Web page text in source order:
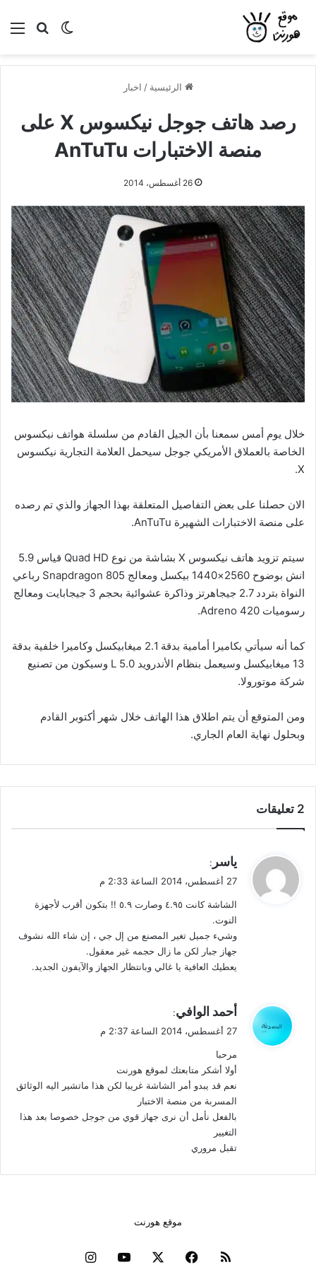
بحثالوضع
الرئيسية / اخبار
رصد هاتف جوجل نيكسوس X على
منصة الاختبارات AnTuTu
26 أغسطس، 2014
خلال يوم أمس سمعنا بأن الجيل القادم من سلسلة هواتف نيكسوس
الخاصة بالعملاق الأمريكي جوجل سيحمل العلامة التجارية نيكسوس
X.
الان حصلنا على بعض التفاصيل المتعلقة بهذا الجهاز والذي تم رصده
على منصة الاختبارات الشهيرة AnTuTu.
سيتم تزويد هاتف نيكسوس X بشاشة من نوع Quad HD قياس 5.9
انش بوضوح 2560×1440 بيكسل ومعالج Snapdragon 805 رباعي
النواة بتردد 2.7 جيجاهرتز وذاكرة عشوائية بحجم 3 جيجابايت ومعالج
رسوميات Adreno 420.
كما أنه سيأتي بكاميرا أمامية بدقة 2.1 ميغابيكسل وكاميرا خلفية بدقة
13 ميغابيكسل وسيعمل بنظام الأندرويد 5.0 L وسيكون من تصنيع
شركة موتورولا.
ومن المتوقع أن يتم اطلاق هذا الهاتف خلال شهر أكتوبر القادم
وبحلول نهاية العام الجاري.
‫2 تعليقات
ل
ياسر :
27 أغسطس، 2014 الساعة 2:33 م
الشاشة كانت ٤.٩٥ وصارت ٥.٩ !! بتكون أقرب لأجهزة
النوت.
وشيء جميل تغير المصنع من إل جي ، إن شاء الله نشوف
جهاز جبار لكن ما زال حجمه غير معقول.
يعطيك العافية يا غالي وبانتظار الجهاز والآيفون الجديد.
ي
ل
أحمد الوافي:
27 أغسطس، 2014 الساعة 2:37 م
مرحبا
أولا أشكر متابعتك لموقع هورنت
نعم قد يبدو أمر الشاشة غريبا لكن هذا ماتشير اليه الوثائق
المسربة من منصة الاختبار
بالفعل نأمل أن نرى جهاز قوي من جوجل خصوصا بعد هذا
التغيير
تقبل مروري
موقع هورنت
ملخصفيسبوك ‫YouTubeانستقرام